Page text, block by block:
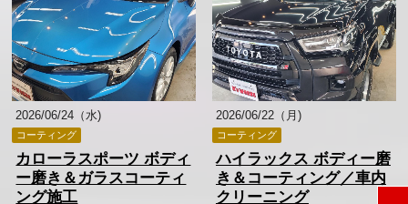
2026/06/24（水)
コーティング
カローラスポーツ ボディ
ー磨き＆ガラスコーティ
ング施工
2026/06/22（月)
コーティング
ハイラックス ボディー磨
き＆コーティング／車内
クリーニング